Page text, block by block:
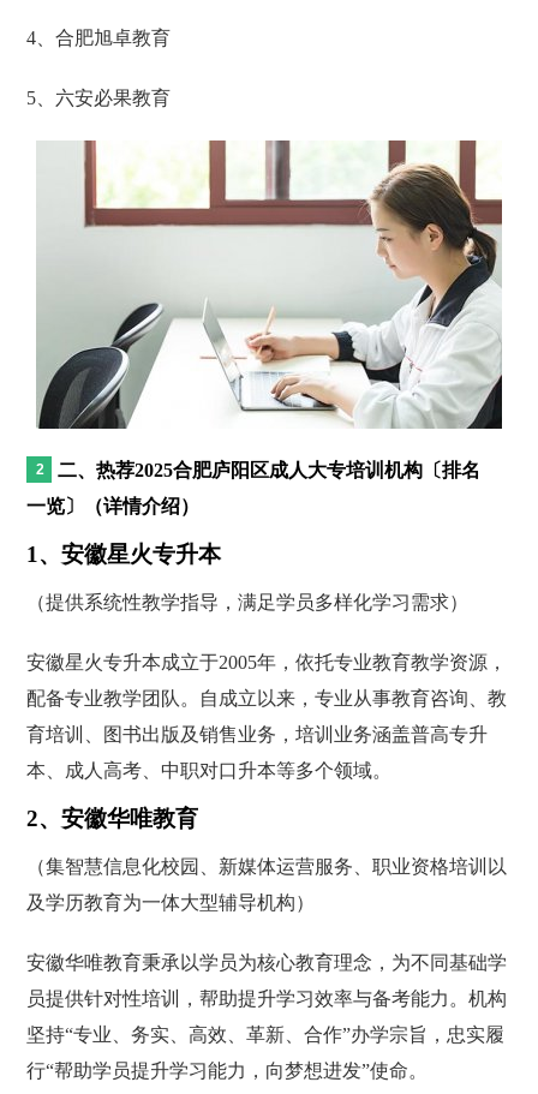
4、合肥旭卓教育
5、六安必果教育
二、热荐2025合肥庐阳区成人大专培训机构〔排名
一览〕（详情介绍）
1、安徽星火专升本
（提供系统性教学指导，满足学员多样化学习需求）
安徽星火专升本成立于2005年，依托专业教育教学资源，
配备专业教学团队。自成立以来，专业从事教育咨询、教
育培训、图书出版及销售业务，培训业务涵盖普高专升
本、成人高考、中职对口升本等多个领域。
2、安徽华唯教育
（集智慧信息化校园、新媒体运营服务、职业资格培训以
及学历教育为一体大型辅导机构）
安徽华唯教育秉承以学员为核心教育理念，为不同基础学
员提供针对性培训，帮助提升学习效率与备考能力。机构
坚持“专业、务实、高效、革新、合作”办学宗旨，忠实履
行“帮助学员提升学习能力，向梦想进发”使命。